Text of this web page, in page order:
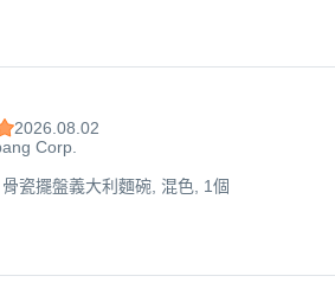
2026.08.02
Corp.
瓷擺盤義大利麵碗, 混色, 1個